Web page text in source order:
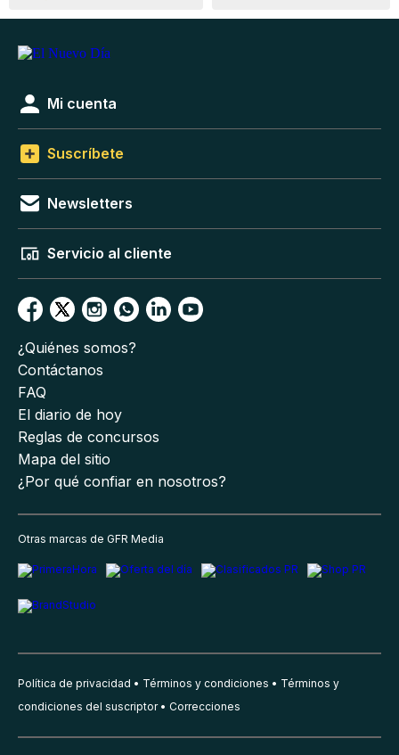
Mi cuenta
Suscríbete
Newsletters
Servicio al cliente
¿Quiénes somos?
Contáctanos
FAQ
El diario de hoy
Reglas de concursos
Mapa del sitio
¿Por qué confiar en nosotros?
Otras marcas de GFR Media
Política de privacidad Términos y condiciones
Términos y
condiciones del suscriptor
Correcciones